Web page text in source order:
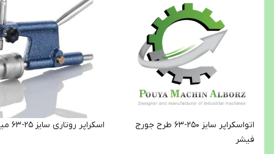
اتواسکراپر سایز 250-63 طرح جورج
فیشر
اسکراپر روتاری سایز 25-63 میلیمتر